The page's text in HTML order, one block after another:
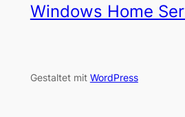
Windows Home
Gestaltet mit WordPress